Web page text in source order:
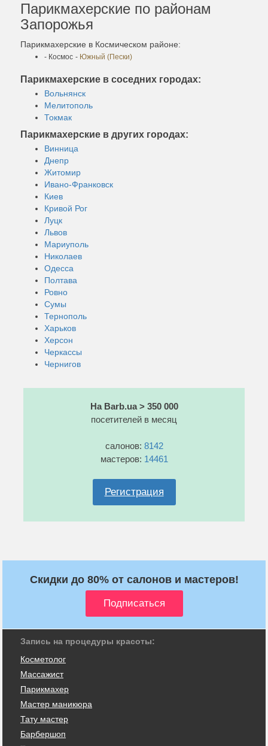
Парикмахерские по районам
Запорожья
Парикмахерские в Космическом районе:
- Космос - Южный (Пески)
Парикмахерские в соседних городах:
Вольнянск
Мелитополь
Токмак
Парикмахерские в других городах:
Винница
Днепр
Житомир
Ивано-Франковск
Киев
Кривой Рог
Луцк
Львов
Мариуполь
Николаев
Одесса
Полтава
Ровно
Сумы
Тернополь
Харьков
Херсон
Черкассы
Чернигов
На Barb.ua > 350 000
посетителей в месяц
салонов: 8142
мастеров: 14461
Регистрация
Скидки до 80% от салонов и мастеров!
Запись на процедуры красоты:
Косметолог
Массажист
Парикмахер
Мастер маникюра
Тату мастер
Барбершоп